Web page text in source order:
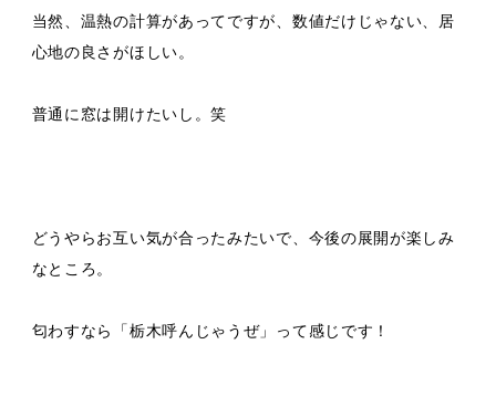
当然、温熱の計算があってですが、数値だけじゃない、居
心地の良さがほしい。
普通に窓は開けたいし。笑
どうやらお互い気が合ったみたいで、今後の展開が楽しみ
なところ。
匂わすなら「栃木呼んじゃうぜ」って感じです！